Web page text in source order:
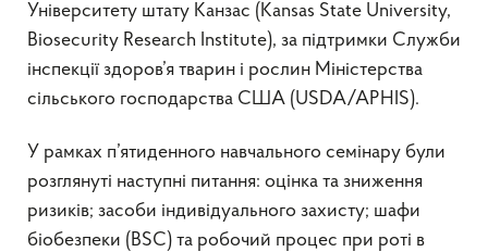
Університету штату Канзас (Kansas State University,
Biosecurity Research Institute), за підтримки Служби
інспекції здоров’я тварин і рослин Міністерства
сільського господарства США (USDA/APHIS).
У рамках п’ятиденного навчального семінару були
розглянуті наступні питання: оцінка та зниження
ризиків; засоби індивідуального захисту; шафи
біобезпеки (BSC) та робочий процес при роті в